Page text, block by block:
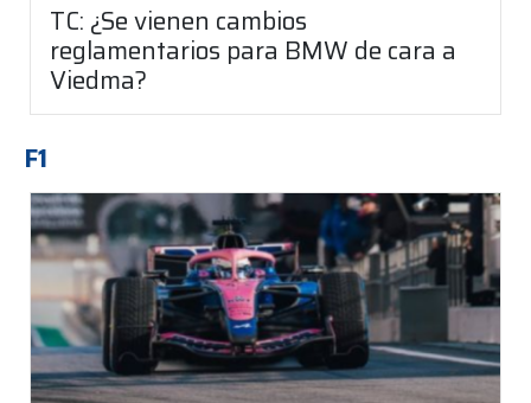
TC: ¿Se vienen cambios
reglamentarios para BMW de cara a
Viedma?
F1